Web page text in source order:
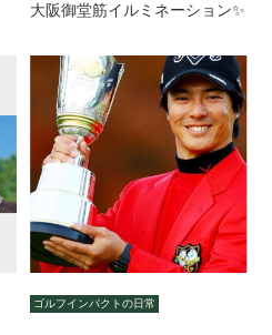
大阪御堂筋イルミネーション✨
ゴルフインパクトの日常